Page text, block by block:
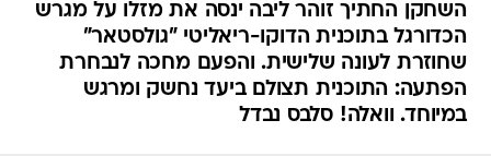
השחקן החתיך זוהר ליבה ינסה את מזלו על מגרש
הכדורגל בתוכנית הדוקו-ריאליטי "גולסטאר"
שחוזרת לעונה שלישית. והפעם מחכה לנבחרת
הפתעה: התוכנית תצולם ביעד נחשק ומרגש
במיוחד. וואלה! סלבס נבדל